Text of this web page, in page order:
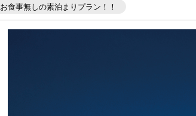
お食事無しの素泊まりプラン！！